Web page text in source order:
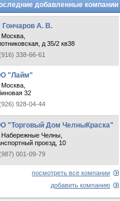
добавленные компании
Гончаров А. В.
Москва,
д 35/2 кв38
338-66-61
"Лайм"
Москва,
32
928-04-44
"Торговый Дом ЧелныКраска"
Набережные Челны,
проезд, 10
001-09-79
посмотреть все компании
добавить компанию